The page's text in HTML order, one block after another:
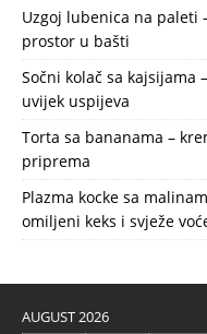
Uzgoj lubenica na paleti
prostor u bašti
Sočni kolač sa kajsijama
uvijek uspijeva
Torta sa bananama –
priprema
Plazma kocke sa
omiljeni keks i svježe
AUGUST 2026